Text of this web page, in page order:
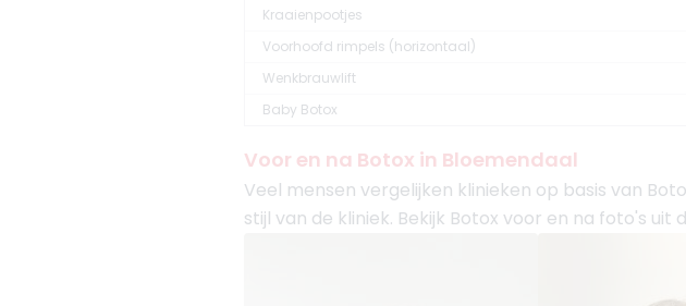
Kraaienpootjes
Voorhoofd rimpels (horizontaal)
Wenkbrauwlift
Baby Botox
Voor en na Botox in Bloemendaal
Veel mensen vergelijken klinieken op basis van
stijl van de kliniek. Bekijk Botox voor en na foto's uit